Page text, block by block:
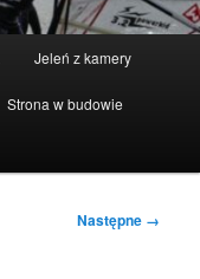
Jeleń z kamery
Strona w budowie
Następne →